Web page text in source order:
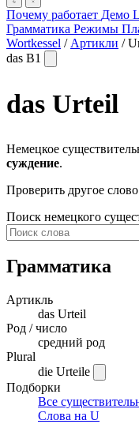
Почему работает Демо
Грамматика Режимы
Wortkessel / Артикли /
das B1
das Urteil
Немецкое
суждение.
Проверить другое слово
Поиск немецкого
Грамматика
Артикль
das Urteil
Род / число
средний род
Plural
die Urteile
Подборки
Все
Слова на U